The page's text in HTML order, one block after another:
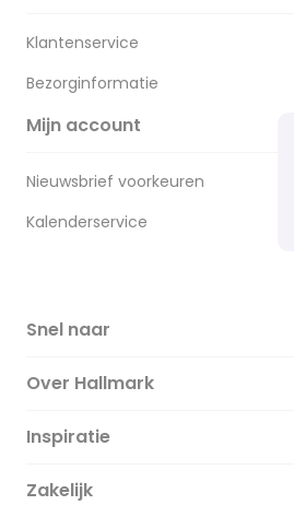
Klantenservice
Bezorginformatie
Mijn account
Nieuwsbrief voorkeuren
Kalenderservice
Snel naar
Over Hallmark
Over ons
Duurzaamheid
Inspiratie
Magazine
Zakelijk